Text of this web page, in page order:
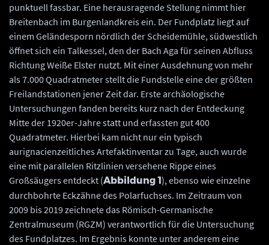
punktuell fassbar. Eine herausragende Stellung nimmt hier
Breitenbach im Burgenlandkreis ein. Der Fundplatz liegt auf
einem Geländesporn nördlich der Scheidemühle, südwestlich
öffnet sich ein Talkessel, den der Bach Aga für seinen Abfluss
Richtung Weiße Elster nutzt. Mit einer Ausdehnung von mehr
als 7.000 Quadratmeter stellt die Fundstelle eine der größten
Freilandstationen jener Zeit dar. Erste archäologische
Untersuchungen fanden bereits kurz nach der Entdeckung
Mitte der 1920er-Jahre statt und erfassten gut 400
Quadratmeter. Hierbei kam nicht nur ein typisch
aurignacienzeitliches Artefaktinventar zu Tage, auch wurde
eine mit parallelen Ritzlinien versehene Rippe eines
Großsäugers entdeckt (Abbildung 1), ebenso wie einzelne
durchbohrte Eckzähne des Polarfuchses. Im Zeitraum von
2009 bis 2019 zeichnete das Römisch-Germanische
Zentralmuseum (RGZM) verantwortlich für die Untersuchung
des Fundplatzes. Im Ergebnis konnte unter anderem eine